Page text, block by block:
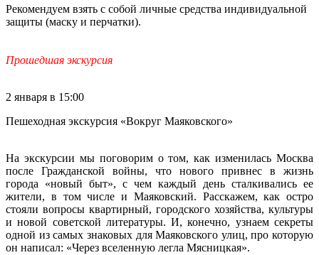
Рекомендуем взять с собой личные средства индивидуальной
защиты (маску и перчатки).
Прошедшая экскурсия
2 января в 15:00
Пешеходная экскурсия «Вокруг Маяковского»
На экскурсии мы поговорим о том, как изменилась Москва
после Гражданской войны, что нового привнес в жизнь
города «новый быт», с чем каждый день сталкивались ее
жители, в том числе и Маяковский. Расскажем, как остро
стояли вопросы квартирный, городского хозяйства, культуры
и новой советской литературы. И, конечно, узнаем секреты
одной из самых знаковых для Маяковского улиц, про которую
он написал: «Через вселенную легла Мясницкая».